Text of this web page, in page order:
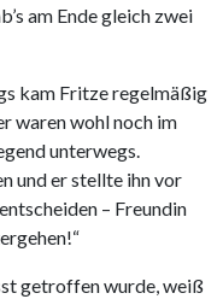
am Ende gleich zwei
kam Fritze regelmäßig
waren wohl noch im
unterwegs.
und er stellte ihn vor
– Freundin
getroffen wurde, weiß